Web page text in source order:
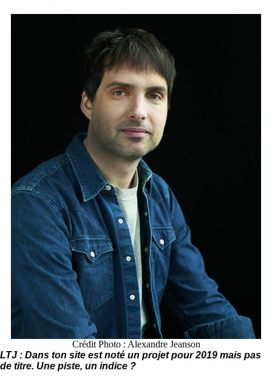
Crédit Photo : Alexandre Jeanson
LTJ : Dans ton site est noté un projet pour 2019 mais pas
de titre. Une piste, un indice ?